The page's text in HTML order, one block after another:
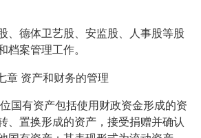
德体卫艺股、安监股、人事股等股
档案管理工作。
章 资产和财务的管理
有资产包括使用财政资金形成的资
、置换形成的资产，接受捐赠并确认